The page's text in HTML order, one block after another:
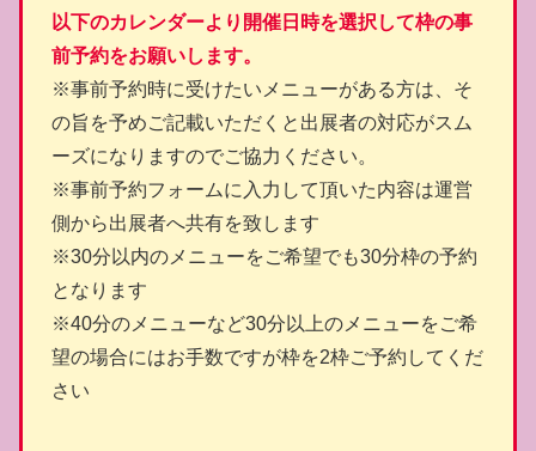
以下のカレンダーより開催日時を選択して枠の事
前予約をお願いします。
※事前予約時に受けたいメニューがある方は、そ
の旨を予めご記載いただくと出展者の対応がスム
ーズになりますのでご協力ください。
※事前予約フォームに入力して頂いた内容は運営
側から出展者へ共有を致します
※30分以内のメニューをご希望でも30分枠の予約
となります
※40分のメニューなど30分以上のメニューをご希
望の場合にはお手数ですが枠を2枠ご予約してくだ
さい